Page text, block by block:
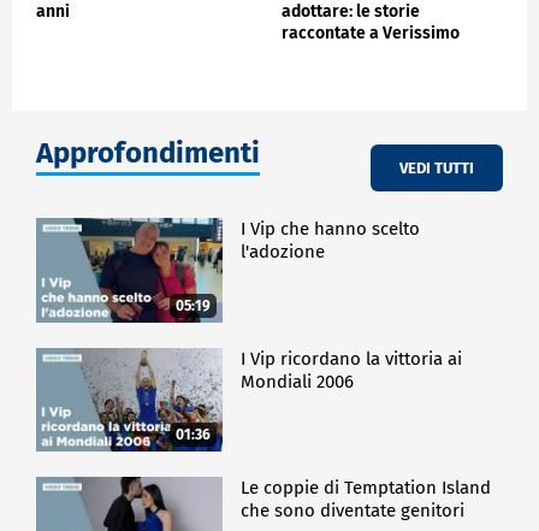
anni
adottare: le storie
raccontate a Verissimo
Approfondimenti VEDI TUTTI
05:19
I Vip che hanno scelto
l'adozione
01:36
I Vip ricordano la vittoria ai
Mondiali 2006
Le coppie di Temptation Island
che sono diventate genitori